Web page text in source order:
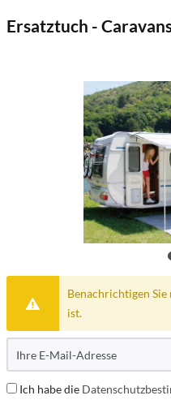
Ersatztuch -
Benachrichtigen
ist.
Ich habe die